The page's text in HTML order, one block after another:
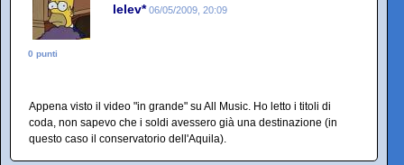
lelev* 06/05/2009, 20:09
0 punti
Appena visto il video "in grande" su All Music. Ho letto i titoli di
coda, non sapevo che i soldi avessero già una destinazione (in
questo caso il conservatorio dell'Aquila).